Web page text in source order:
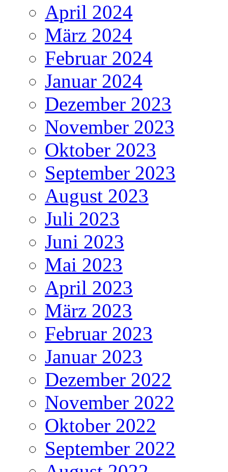
April 2024
März 2024
Februar 2024
Januar 2024
Dezember 2023
November 2023
Oktober 2023
September 2023
August 2023
Juli 2023
Juni 2023
Mai 2023
April 2023
März 2023
Februar 2023
Januar 2023
Dezember 2022
November 2022
Oktober 2022
September 2022